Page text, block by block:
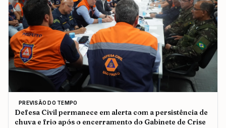
PREVISÃO DO TEMPO
Defesa Civil permanece em alerta com a persistência de
chuva e frio após o encerramento do Gabinete de Crise